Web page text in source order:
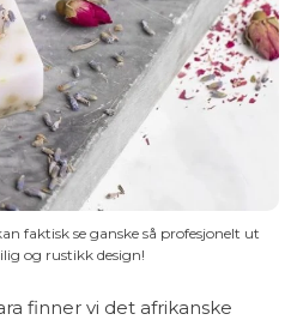
faktisk se ganske så profesjonelt ut
og rustikk design!
finner vi det afrikanske